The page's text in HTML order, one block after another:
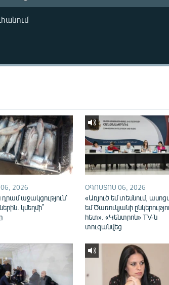
2026
դրամ աջակցություն՝
կմեղմի՞
ՕԳՈՍՏՈՍ 06, 2026
«Առյուծ եմ տեսնում,
եմ Ծառուկյանի
հետ». «Կենտրոն» TV-ն
տուգանվեց